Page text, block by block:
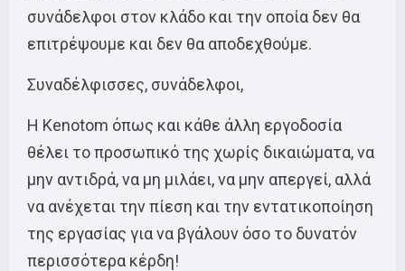
συνάδελφοι στον κλάδο και την οποία δεν θα
επιτρέψουμε και δεν θα αποδεχθούμε.
Συναδέλφισσες, συνάδελφοι,
Η Kenotom όπως και κάθε άλλη εργοδοσία
θέλει το προσωπικό της χωρίς δικαιώματα, να
μην αντιδρά, να μη μιλάει, να μην απεργεί, αλλά
να ανέχεται την πίεση και την εντατικοποίηση
της εργασίας για να βγάλουν όσο το δυνατόν
περισσότερα κέρδη!